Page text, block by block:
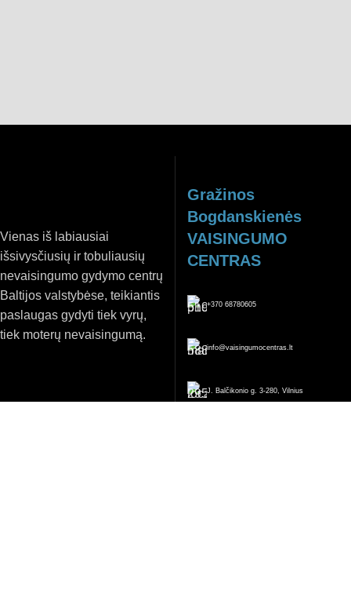
Vienas iš labiausiai
išsivysčiusių ir tobuliausių
nevaisingumo gydymo centrų
Baltijos valstybėse, teikiantis
paslaugas gydyti tiek vyrų,
tiek moterų nevaisingumą.
Gražinos
Bogdanskienės
VAISINGUMO
CENTRAS
+370 68780605
info@vaisingumocentras.lt
J. Balčikonio g. 3-280, Vilnius